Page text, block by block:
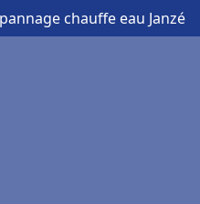
chauffe eau Janzé